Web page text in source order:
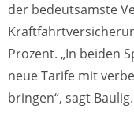
der bedeutsamste
Prozent. „In beiden
neue Tarife mit
bringen“, sagt Baulig.